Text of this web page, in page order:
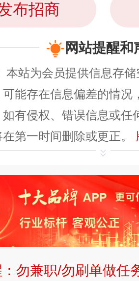
布招商
网站提醒和
本站为会员提供信息存
能存在信息偏差的情况
有侵权、错误信息或任
第一时间删除或更正。
平台自有内容（文字
等）知识产权归本站所
、商用。本站不生产产
商、不提供中介服务。
观点或意见，页面信息
快速提交发布>> 提交品
勿兼职/勿刷单做任